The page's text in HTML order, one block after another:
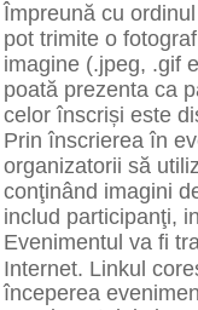
Împreună cu
pot trimite o
imagine (.jpeg, .gif
poată prezenta ca
celor înscriși este
Prin înscrierea în
organizatorii să
conţinând imagini
includ participanţi,
Evenimentul va fi
Internet. Linkul
începerea